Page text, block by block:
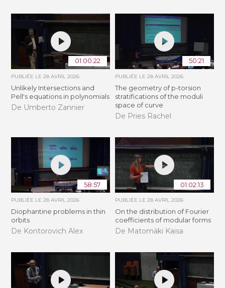
01:00:22
PUBLIÉE LE28 AVRIL 2026
Unlikely Intersections and
Pell's equations in polynomials
De Umberto Zannier
50:21
PUBLIÉE LE 28 AVRIL 2026
The geometry of p-torsion
stratifications of the moduli
space of curve
De Pries Rachel
58:57
PUBLIÉE LE28 AVRIL 2026
Diophantine problems in thin
orbits
De Kontorovich Alex
01:02:13
PUBLIÉE LE 28 AVRIL 2026
On the distribution of Fourier
coefficients of modular forms
De Matomäki Kaisa